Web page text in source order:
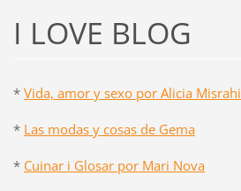
I LOVE BLOG
* Vida, amor y sexo por Alicia Misrahi
* Las modas y cosas de Gema
* Cuinar i Glosar por Mari Nova